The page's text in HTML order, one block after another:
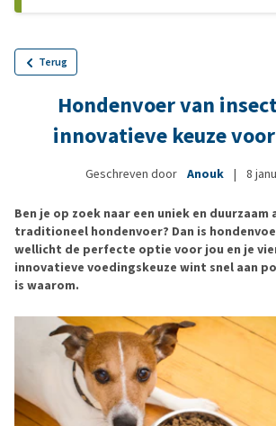
Terug
Hondenvoer van
innovatieve keuze
Geschreven door Anouk | 8
Ben je op zoek naar een uniek en
traditioneel hondenvoer? Dan is
wellicht de perfecte optie voor jou en je
innovatieve voedingskeuze wint snel aan
is waarom.